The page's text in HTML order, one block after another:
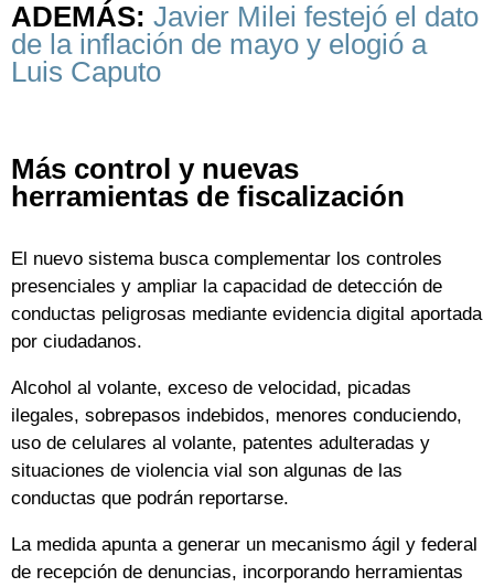
ADEMÁS: Javier Milei festejó el dato
de la inflación de mayo y elogió a
Luis Caputo
Más control y nuevas
herramientas de fiscalización
El nuevo sistema busca complementar los controles
presenciales y ampliar la capacidad de detección de
conductas peligrosas mediante evidencia digital aportada
por ciudadanos.
Alcohol al volante, exceso de velocidad, picadas
ilegales, sobrepasos indebidos, menores conduciendo,
uso de celulares al volante, patentes adulteradas y
situaciones de violencia vial son algunas de las
conductas que podrán reportarse.
La medida apunta a generar un mecanismo ágil y federal
de recepción de denuncias, incorporando herramientas